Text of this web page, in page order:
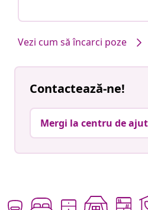
Vezi cum să încarci poze
Contactează-ne!
Mergi la centru de